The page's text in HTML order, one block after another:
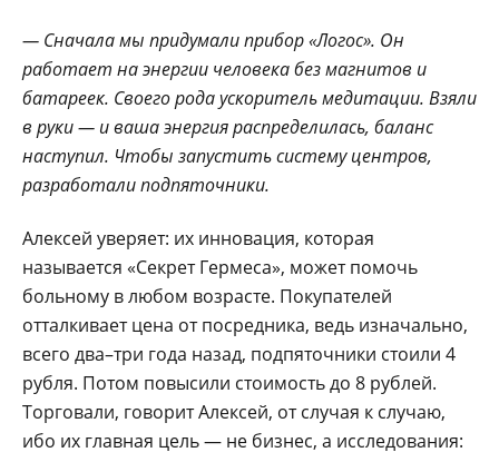
— Сначала мы придумали прибор «Логос». Он
работает на энергии человека без магнитов и
батареек. Своего рода ускоритель медитации. Взяли
в руки — и ваша энергия распределилась, баланс
наступил. Чтобы запустить систему центров,
разработали подпяточники.
Алексей уверяет: их инновация, которая
называется «Секрет Гермеса», может помочь
больному в любом возрасте. Покупателей
отталкивает цена от посредника, ведь изначально,
всего два–три года назад, подпяточники стоили 4
рубля. Потом повысили стоимость до 8 рублей.
Торговали, говорит Алексей, от случая к случаю,
ибо их главная цель — не бизнес, а исследования: